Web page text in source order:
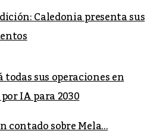
Caledonia presenta sus
sus operaciones en
IA para 2030
contado sobre Mela...